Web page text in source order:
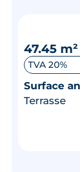
47.45 m²
TVA 20%
Surface
Terrasse